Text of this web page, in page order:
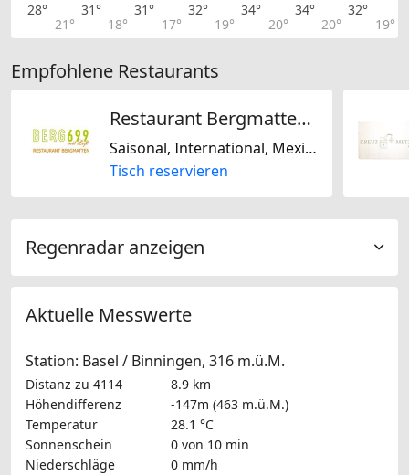
28°
21°
31°
18°
31°
17°
32°
19°
34°
20°
34°
20°
32°
19°
Empfohlene Restaurants
Restaurant Bergmatten / Berg 699
Saisonal, International, Mexikanisch, Regional, Schweizerisch, Laktosefrei, Glutenfrei, Europäisch, Mediterran
Tisch reservieren
Regenradar anzeigen
Aktuelle Messwerte
Station: Basel / Binningen, 316 m.ü.M.
Distanz zu 4114
8.9 km
Höhendifferenz
-147m (463 m.ü.M.)
Temperatur
28.1 °C
Sonnenschein
0 von 10 min
Niederschläge
0 mm/h